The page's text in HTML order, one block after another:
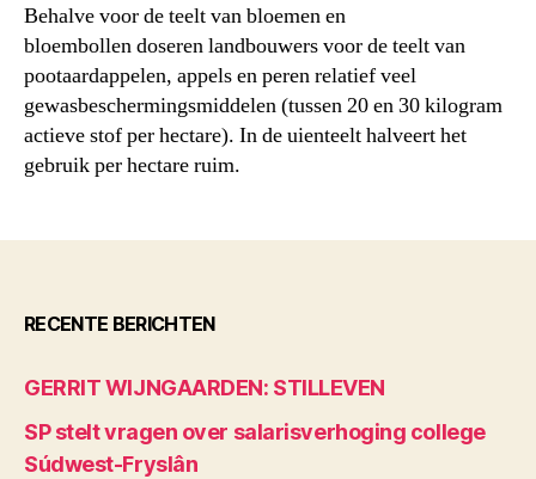
Behalve voor de teelt van bloemen en
bloembollen doseren landbouwers voor de teelt van
pootaardappelen, appels en peren relatief veel
gewasbeschermingsmiddelen (tussen 20 en 30 kilogram
actieve stof per hectare). In de uienteelt halveert het
gebruik per hectare ruim.
RECENTE BERICHTEN
GERRIT WIJNGAARDEN: STILLEVEN
SP stelt vragen over salarisverhoging college
Súdwest-Fryslân